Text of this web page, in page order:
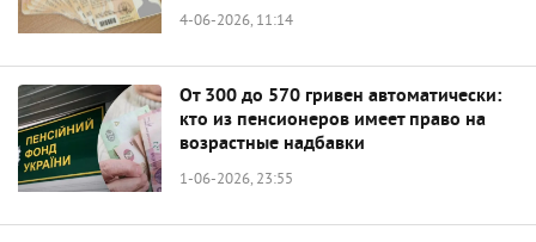
4-06-2026, 11:14
От 300 до 570 гривен автоматически:
кто из пенсионеров имеет право на
возрастные надбавки
1-06-2026, 23:55